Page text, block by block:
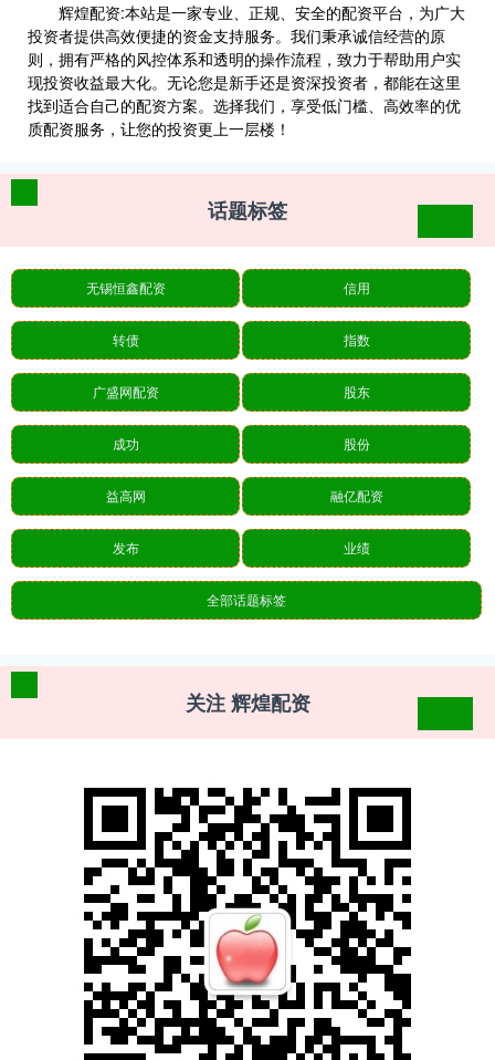
辉煌配资:本站是一家专业、正规、安全的配资平台，为广大
投资者提供高效便捷的资金支持服务。我们秉承诚信经营的原
则，拥有严格的风控体系和透明的操作流程，致力于帮助用户实
现投资收益最大化。无论您是新手还是资深投资者，都能在这里
找到适合自己的配资方案。选择我们，享受低门槛、高效率的优
质配资服务，让您的投资更上一层楼！
话题标签
无锡恒鑫配资 信用
转债 指数
广盛网配资 股东
成功 股份
益高网 融亿配资
发布 业绩
全部话题标签
关注 辉煌配资